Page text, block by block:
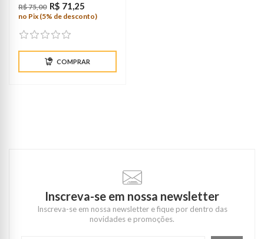
R$ 75,00 R$ 71,25
no Pix (5% de desconto)
COMPRAR
Inscreva-se em nossa newsletter
Inscreva-se em nossa newsletter e fique por dentro das
novidades e promoções.